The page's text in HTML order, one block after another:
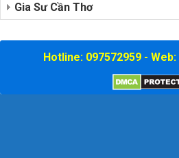
Gia Sư Cần Thơ
Hotline: 097572959 -